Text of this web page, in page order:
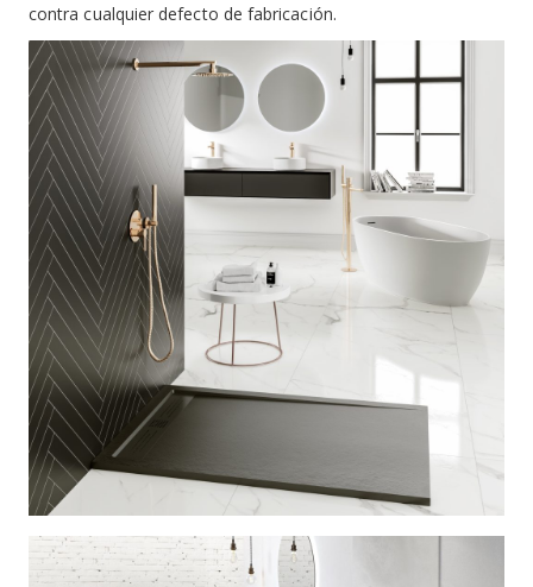
contra cualquier defecto de fabricación.